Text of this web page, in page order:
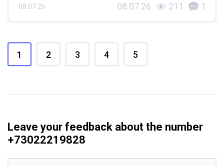
08.07.26 08.07.26 211 1
1 2 3 4 5
Leave your feedback about the number
+73022219828